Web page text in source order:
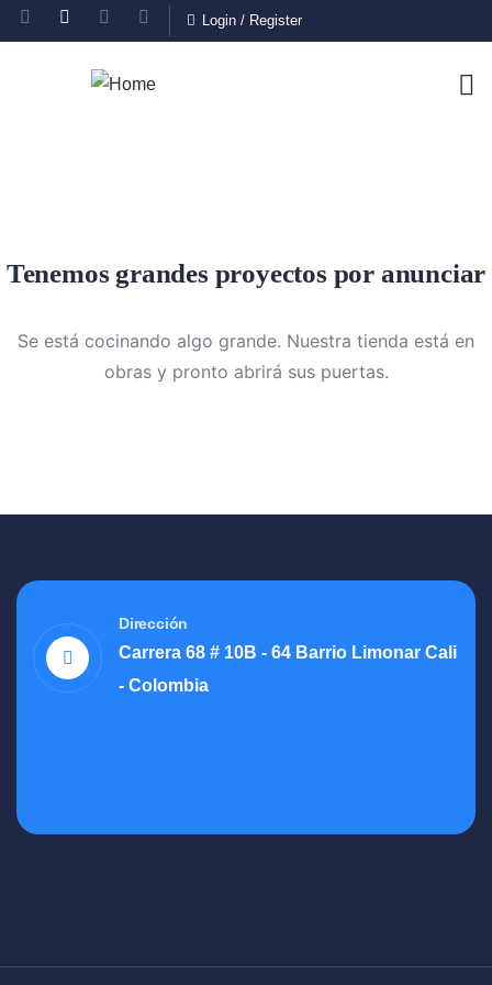
Login / Register
Tenemos grandes proyectos por anunciar
Se está cocinando algo grande. Nuestra tienda está en
obras y pronto abrirá sus puertas.
Dirección
Carrera 68 # 10B - 64 Barrio Limonar Cali
- Colombia